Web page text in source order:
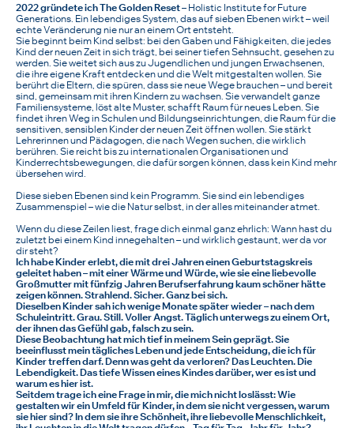
2022 gründete ich The Golden Reset– Holistic Institute for Future
Generations. Ein lebendiges System, das auf sieben Ebenen wirkt – weil
echte Veränderung nie nur an einem Ort entsteht.
Sie beginnt beim Kind selbst: bei den Gaben und Fähigkeiten, die jedes
Kind der neuen Zeit in sich trägt, bei seiner tiefen Sehnsucht, gesehen zu
werden. Sie weitet sich aus zu Jugendlichen und jungen Erwachsenen,
die ihre eigene Kraft entdecken und die Welt mitgestalten wollen. Sie
berührt die Eltern, die spüren, dass sie neue Wege brauchen – und bereit
sind, gemeinsam mit ihren Kindern zu wachsen. Sie verwandelt ganze
Familiensysteme, löst alte Muster, schafft Raum für neues Leben. Sie
findet ihren Weg in Schulen und Bildungseinrichtungen, die Raum für die
sensitiven, sensiblen Kinder der neuen Zeit öffnen wollen. Sie stärkt
Lehrerinnen und Pädagogen, die nach Wegen suchen, die wirklich
berühren. Sie reicht bis zu internationalen Organisationen und
Kinderrechtsbewegungen, die dafür sorgen können, dass kein Kind mehr
übersehen wird.
Diese sieben Ebenen sind kein Programm. Sie sind ein lebendiges
Zusammenspiel – wie die Natur selbst, in der alles miteinander atmet.
Wenn du diese Zeilen liest, frage dich einmal ganz ehrlich: Wann hast du
zuletzt bei einem Kind innegehalten – und wirklich gestaunt, wer da vor
dir steht?
Ich habe Kinder erlebt, die mit drei Jahren einen Geburtstagskreis
geleitet haben – mit einer Wärme und Würde, wie sie eine liebevolle
Großmutter mit fünfzig Jahren Berufserfahrung kaum schöner hätte
zeigen können. Strahlend. Sicher. Ganz bei sich.
Dieselben Kinder sah ich wenige Monate später wieder – nach dem
Schuleintritt. Grau. Still. Voller Angst. Täglich unterwegs zu einem Ort,
der ihnen das Gefühl gab, falsch zu sein.
Diese Beobachtung hat mich tief in meinem Sein geprägt. Sie
beeinflusst mein tägliches Leben und jede Entscheidung, die ich für
Kinder treffen darf. Denn was geht da verloren? Das Leuchten. Die
Lebendigkeit. Das tiefe Wissen eines Kindes darüber, wer es ist und
warum es hier ist.
Seitdem trage ich eine Frage in mir, die mich nicht loslässt: Wie
gestalten wir ein Umfeld für Kinder, in dem sie nicht vergessen, warum
sie hier sind? In dem sie ihre Schönheit, ihre liebevolle Menschlichkeit,